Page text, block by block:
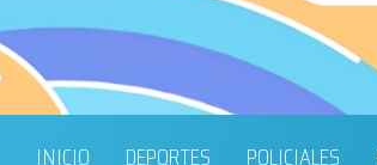
INICIO DEPORTES POLICIALES